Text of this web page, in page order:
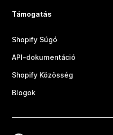
Támogatás
Shopify Súgó
API-dokumentáció
Shopify Közösség
Blogok